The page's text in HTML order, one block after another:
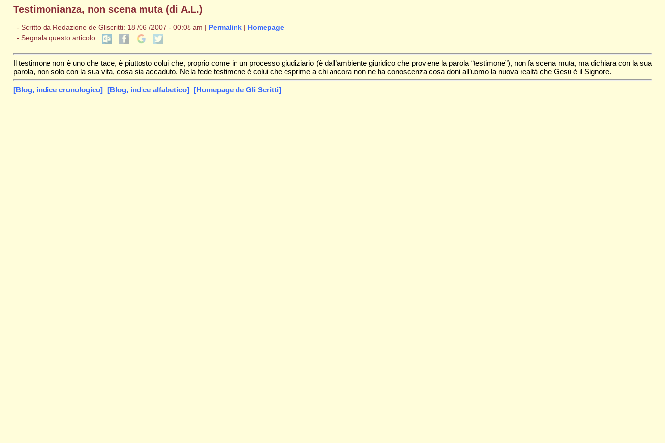
Testimonianza, non scena muta (di A.L.)
- Scritto da Redazione de Gliscritti: 18 /06 /2007 - 00:08 am | Permalink| Homepage
- Segnala questo articolo:
Il testimone non è uno che tace, è piuttosto colui che, proprio come in un processo giudiziario (è dall’ambiente giuridico che proviene la parola “testimone”), non fa scena muta, ma dichiara con la sua
parola, non solo con la sua vita, cosa sia accaduto. Nella fede testimone è colui che esprime a chi ancora non ne ha conoscenza cosa doni all’uomo la nuova realtà che Gesù è il Signore.
[Blog, indice cronologico] [Blog, indice alfabetico] [Homepage de Gli Scritti]